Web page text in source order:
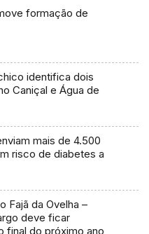
formação de
identifica dois
Caniçal e Água de
mais de 4.500
risco de diabetes a
Fajã da Ovelha –
deve ficar
final do próximo ano